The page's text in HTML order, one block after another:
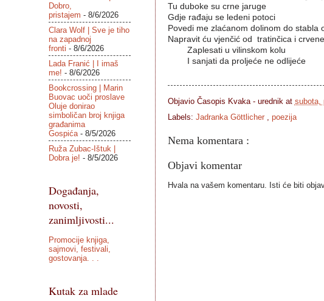
Tu duboke su crne jaruge
Gdje rađaju se ledeni potoci
Povedi me zlaćanom dolinom do stabla
Napravit ću vjenčić od tratinčica i
Zaplesati u vilinskom kolu
I sanjati da proljeće ne odlijeće
Objavio Časopis Kvaka - urednik at subota,
Labels: Jadranka Göttlicher , poezija
Nema komentara :
Objavi komentar
Hvala na vašem komentaru. Isti će biti
Dobro,
pristajem - 8/6/2026
Clara Wolf | Sve je tiho
na zapadnoj
fronti - 8/6/2026
Lada Franić | I imaš
me! - 8/6/2026
Bookcrossing | Marin
Buovac uoči proslave
Oluje donirao
simboličan broj knjiga
građanima
Gospića- 8/5/2026
Ruža Zubac-Ištuk |
Dobra je! - 8/5/2026
Događanja,
novosti,
zanimljivosti...
Promocije knjiga,
sajmovi, festivali,
gostovanja. . .
Kutak za mlade